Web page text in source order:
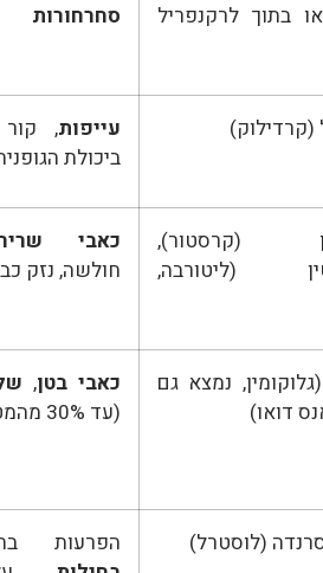
בתוך לרקנפריל
סחרחורות
(קרדילוק) עייפות, קור
ביכולת
(קרסטור),
(ליטורבה,
כאבי
חולשה, נזק
נמצא גם
דואו)
כאבי בטן,
(עד 30% מהמטופלים)
(לוסטרל)
הפרעות